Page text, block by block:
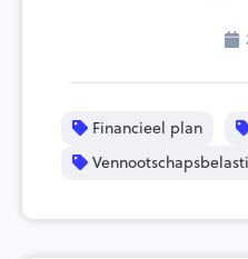
Financieel plan